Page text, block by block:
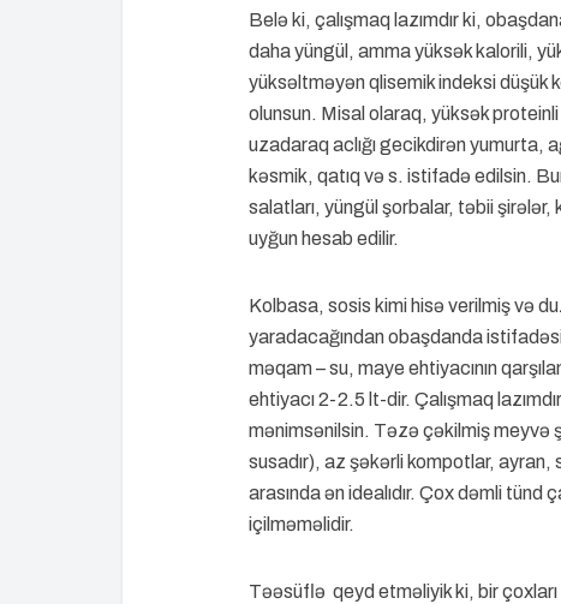
Belə ki, çalışmaq lazımdır ki,
daha yüngül, amma yüksək kalorili,
yüksəltməyən qlisemik indeksi düşük
olunsun. Misal olaraq, yüksək
uzadaraq aclığı gecikdirən yumurta,
kəsmik, qatıq və s. istifadə edilsin.
salatları, yüngül şorbalar, təbii
uyğun hesab edilir.
Kolbasa, sosis kimi hisə verilmiş və
yaradacağından obaşdanda
məqam – su, maye ehtiyacının
ehtiyacı 2-2.5 lt-dir. Çalışmaq
mənimsənilsin. Təzə çəkilmiş meyvə
susadır), az şəkərli kompotlar,
arasında ən idealıdır. Çox dəmli
içilməməlidir.
Təəsüflə qeyd etməliyik ki, bir çoxları